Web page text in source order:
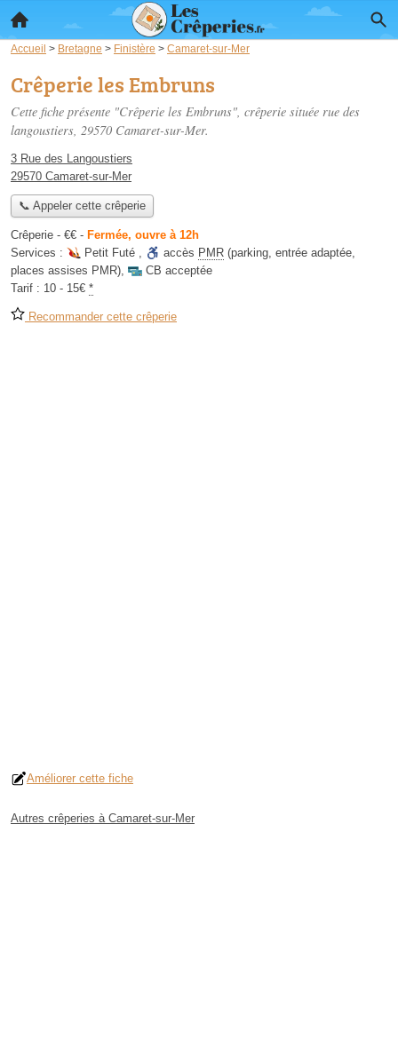
Accueil > Bretagne > Finistère > Camaret-sur-Mer
Crêperie les Embruns
Cette fiche présente "Crêperie les Embruns", crêperie située rue des
langoustiers, 29570 Camaret-sur-Mer.
3 Rue des Langoustiers
29570 Camaret-sur-Mer
📞 Appeler cette crêperie
Crêperie - €€ - Fermée, ouvre à 12h
Services :
Petit Futé , accès PMR (parking, entrée adaptée,
places assises PMR),
CB acceptée
Tarif : 10 - 15€ *
Recommander cette crêperie
Améliorer cette fiche
Autres crêperies à Camaret-sur-Mer